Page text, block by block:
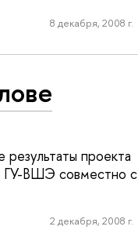
8 декабря, 2008 г.
проекта
ГУ-ВШЭ совместно с
2 декабря, 2008 г.